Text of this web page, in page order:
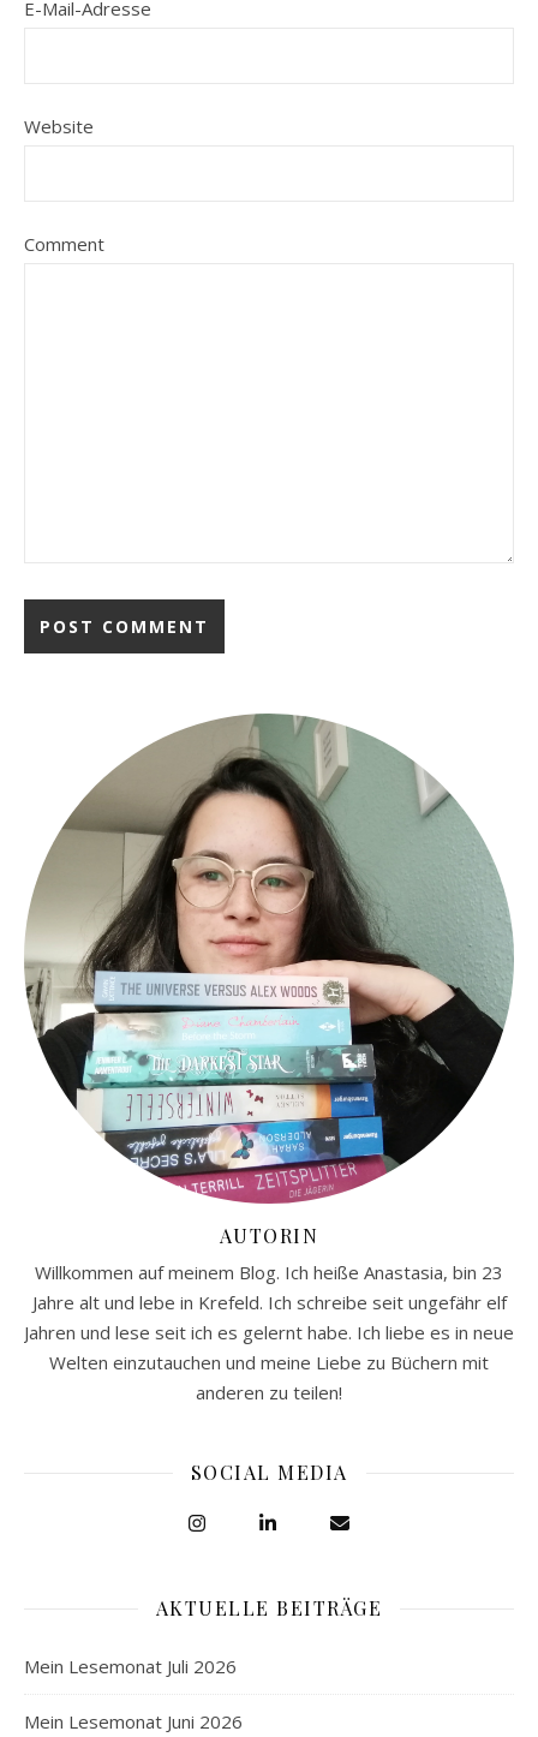
E-Mail-Adresse
Website
Comment
AUTORIN
Willkommen auf meinem Blog. Ich heiße Anastasia, bin 23
Jahre alt und lebe in Krefeld. Ich schreibe seit ungefähr elf
Jahren und lese seit ich es gelernt habe. Ich liebe es in neue
Welten einzutauchen und meine Liebe zu Büchern mit
anderen zu teilen!
SOCIAL MEDIA
AKTUELLE BEITRÄGE
Mein Lesemonat Juli 2026
Mein Lesemonat Juni 2026